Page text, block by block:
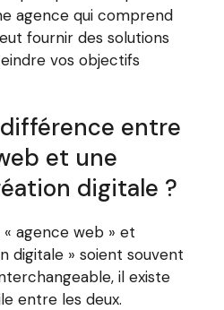
agence qui comprend
fournir des solutions
vos objectifs
entre
et une
digitale ?
agence web » et
digitale » soient souvent
il existe
entre les deux.